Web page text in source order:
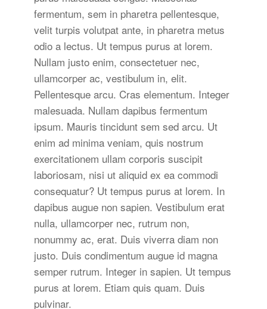
fermentum, sem in pharetra pellentesque,
velit turpis volutpat ante, in pharetra metus
odio a lectus. Ut tempus purus at lorem.
Nullam justo enim, consectetuer nec,
ullamcorper ac, vestibulum in, elit.
Pellentesque arcu. Cras elementum. Integer
malesuada. Nullam dapibus fermentum
ipsum. Mauris tincidunt sem sed arcu. Ut
enim ad minima veniam, quis nostrum
exercitationem ullam corporis suscipit
laboriosam, nisi ut aliquid ex ea commodi
consequatur? Ut tempus purus at lorem. In
dapibus augue non sapien. Vestibulum erat
nulla, ullamcorper nec, rutrum non,
nonummy ac, erat. Duis viverra diam non
justo. Duis condimentum augue id magna
semper rutrum. Integer in sapien. Ut tempus
purus at lorem. Etiam quis quam. Duis
pulvinar.